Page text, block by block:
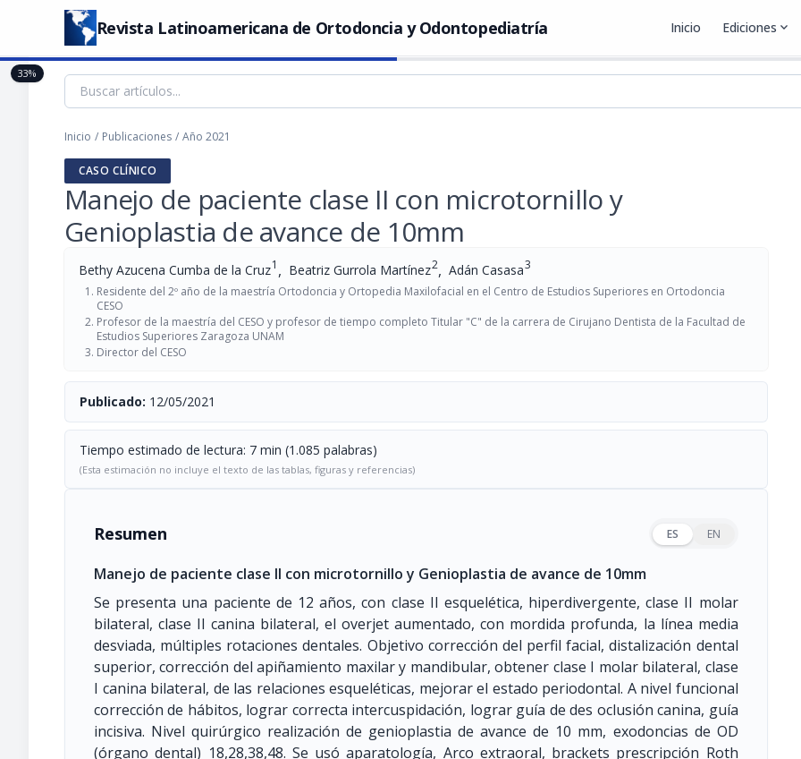
Revista Latinoamericana de Ortodoncia y Odontopediatría Inicio Ediciones expand_more
Inicio / Publicaciones / Año 2021
CASO CLÍNICO
Manejo de paciente clase II con microtornillo y
Genioplastia de avance de 10mm
Bethy Azucena Cumba de la Cruz1 , Beatriz Gurrola Martínez2, Adán Casasa3
Residente del 2º año de la maestría Ortodoncia y Ortopedia Maxilofacial en el Centro de Estudios Superiores en Ortodoncia
CESO
Profesor de la maestría del CESO y profesor de tiempo completo Titular "C" de la carrera de Cirujano Dentista de la Facultad de
Estudios Superiores Zaragoza UNAM
Director del CESO
Publicado: 12/05/2021
Tiempo estimado de lectura: 7 min (1.085 palabras)
(Esta estimación no incluye el texto de las tablas, figuras y referencias)
Resumen ES EN
Manejo de paciente clase II con microtornillo y Genioplastia de avance de 10mm
Se presenta una paciente de 12 años, con clase II esquelética, hiperdivergente, clase II molar
bilateral, clase II canina bilateral, el overjet aumentado, con mordida profunda, la línea media
desviada, múltiples rotaciones dentales. Objetivo corrección del perfil facial, distalización dental
superior, corrección del apiñamiento maxilar y mandibular, obtener clase I molar bilateral, clase
I canina bilateral, de las relaciones esqueléticas, mejorar el estado periodontal. A nivel funcional
corrección de hábitos, lograr correcta intercuspidación, lograr guía de des oclusión canina, guía
incisiva. Nivel quirúrgico realización de genioplastia de avance de 10 mm, exodoncias de OD
(órgano dental) 18,28,38,48. Se usó aparatología, Arco extraoral, brackets prescripción Roth
33%